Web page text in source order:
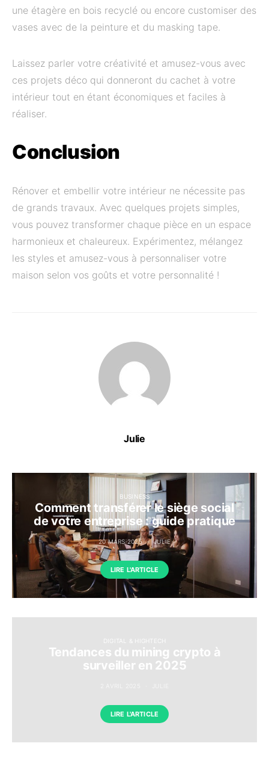
une étagère en bois recyclé ou encore customiser des
vases avec de la peinture et du masking tape.
Laissez parler votre créativité et amusez-vous avec
ces projets déco qui donneront du cachet à votre
intérieur tout en étant économiques et faciles à
réaliser.
Conclusion
Rénover et embellir votre intérieur ne nécessite pas
de grands travaux. Avec quelques projets simples,
vous pouvez transformer chaque pièce en un espace
harmonieux et chaleureux. Expérimentez, mélangez
les styles et amusez-vous à personnaliser votre
maison selon vos goûts et votre personnalité !
Julie
BUSINESS
Comment transférer le siège social
de votre entreprise : guide pratique
20 MARS 2025 JULIE
LIRE L'ARTICLE
DIGITAL & HIGHTECH
Tendances du mining crypto à
surveiller en 2025
LIRE L'ARTICLE